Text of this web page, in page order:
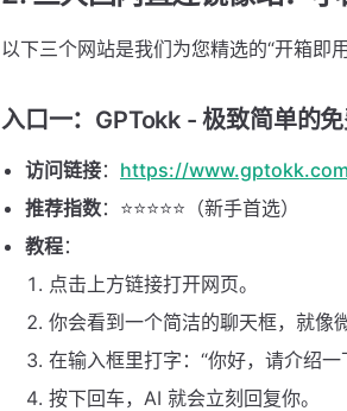
以下三个网站是我们为您精选的“开箱即
入口一：GPTokk - 极致简单的免
访问链接： https://www.gptokk.com
推荐指数：⭐⭐⭐⭐⭐（新手首选）
教程：
点击上方链接打开网页。
你会看到一个简洁的聊天框，就像
在输入框里打字：“你好，请介绍一
按下回车，AI 就会立刻回复你。